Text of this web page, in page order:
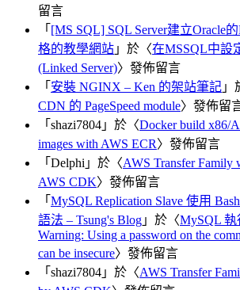
留言
「 [MS SQL] SQL Server建立Oracle
格的教學網站 」於〈在MSSQL中設
(Linked Server)〉發佈留言
「 安裝 NGINX – Ken 的架站筆記 」
CDN 的 PageSpeed module〉發佈留
「 shazi7804 」於〈Docker build x86/
images with AWS ECR〉發佈留言
「 Delphi 」於〈AWS Transfer Family
AWS CDK〉發佈留言
「 MySQL Replication Slave 使用
語法 – Tsung's Blog 」於〈MySQL 執
Warning: Using a password on the
can be insecure〉發佈留言
「 shazi7804 」於〈AWS Transfer